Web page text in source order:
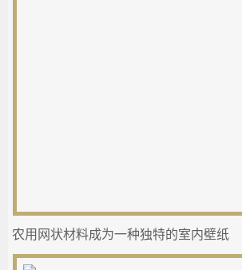
农用网状材料成为一种独特的室内壁纸